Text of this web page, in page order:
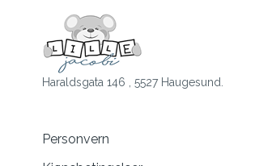
Haraldsgata 146 , 5527 Haugesund.
Personvern